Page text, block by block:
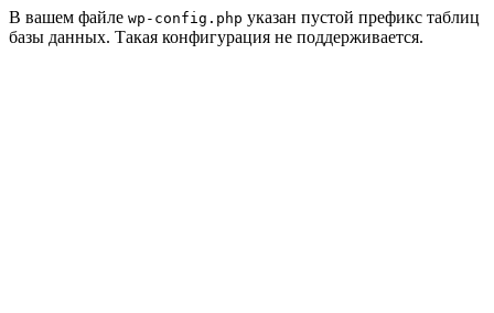
В вашем файле wp-config.php указан пустой префикс таблиц
базы данных. Такая конфигурация не поддерживается.